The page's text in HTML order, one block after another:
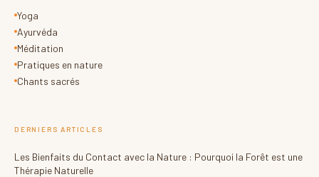
Yoga
Ayurvéda
Méditation
Pratiques en nature
Chants sacrés
DERNIERS ARTICLES
Les Bienfaits du Contact avec la Nature : Pourquoi la Forêt est une
Thérapie Naturelle